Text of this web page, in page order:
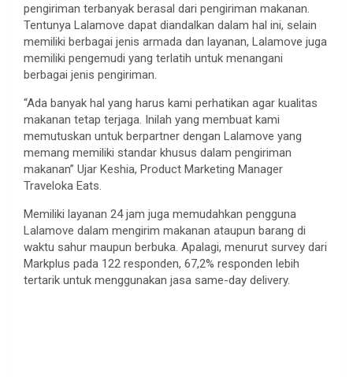
pengiriman terbanyak berasal dari pengiriman makanan.
Tentunya Lalamove dapat diandalkan dalam hal ini, selain
memiliki berbagai jenis armada dan layanan, Lalamove juga
memiliki pengemudi yang terlatih untuk menangani
berbagai jenis pengiriman.
“Ada banyak hal yang harus kami perhatikan agar kualitas
makanan tetap terjaga. Inilah yang membuat kami
memutuskan untuk berpartner dengan Lalamove yang
memang memiliki standar khusus dalam pengiriman
makanan” Ujar Keshia, Product Marketing Manager
Traveloka Eats.
Memiliki layanan 24 jam juga memudahkan pengguna
Lalamove dalam mengirim makanan ataupun barang di
waktu sahur maupun berbuka. Apalagi, menurut survey dari
Markplus pada 122 responden, 67,2% responden lebih
tertarik untuk menggunakan jasa same-day delivery.